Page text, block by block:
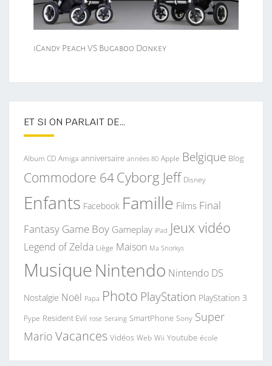
iCandy Peach VS Bugaboo Donkey
ET SI ON PARLAIT DE…
Album CD Amiga anniversaire années 80 Apple Belgique Blog
Commodore 64Cyborg Jeff Disney
Enfants Facebook Famille Films Final
Fantasy Game Boy Gameplay iPad Jeux vidéo
Legend of Zelda Liège Maison Ma Snorkys
MusiqueNintendo Nintendo DS
Nostalgie Noël Papa Photo PlayStation PlayStation 3
Pype Resident Evil rose Seraing SmartPhone Sony Super
Mario Vacances Vidéos Web Wii Youtube école